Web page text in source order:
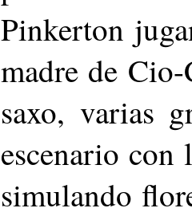
Pinkerton
madre de
saxo, varias
escenario con
simulando